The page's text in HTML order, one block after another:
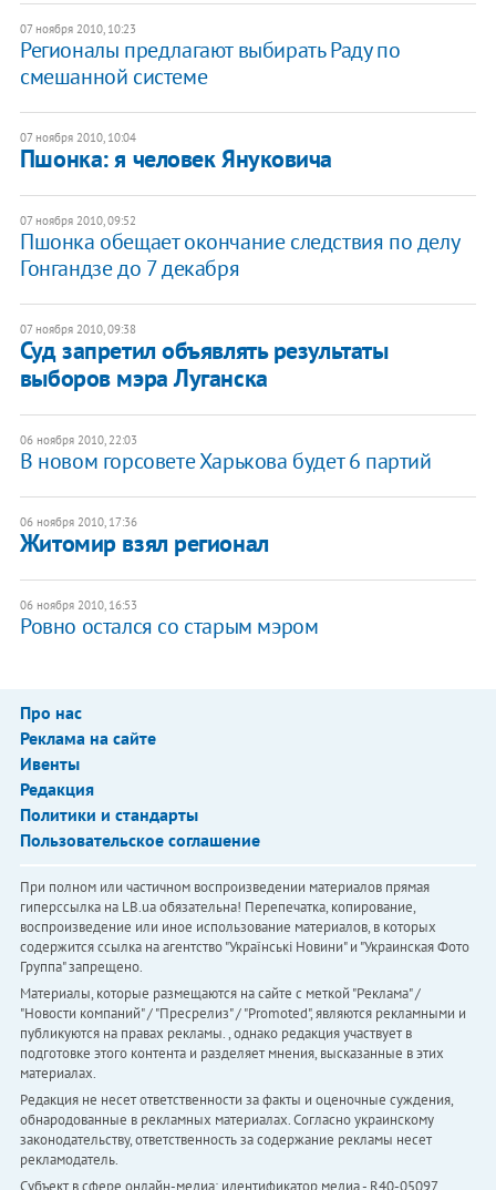
07 ноября 2010, 10:23
Регионалы предлагают выбирать Раду по
смешанной системе
07 ноября 2010, 10:04
​Пшонка: я человек Януковича
07 ноября 2010, 09:52
Пшонка обещает окончание следствия по делу
Гонгандзе до 7 декабря
07 ноября 2010, 09:38
Суд запретил объявлять результаты
выборов мэра Луганска
06 ноября 2010, 22:03
В новом горсовете Харькова будет 6 партий
06 ноября 2010, 17:36
Житомир взял регионал
06 ноября 2010, 16:53
Ровно остался со старым мэром
Про нас
Реклама на сайте
Ивенты
Редакция
Политики и стандарты
Пользовательское соглашение
При полном или частичном воспроизведении материалов прямая
гиперссылка на LB.ua обязательна! Перепечатка, копирование,
воспроизведение или иное использование материалов, в которых
содержится ссылка на агентство "Українськi Новини" и "Украинская Фото
Группа" запрещено.
Материалы, которые размещаются на сайте с меткой "Реклама" /
"Новости компаний" / "Пресрелиз" / "Promoted", являются рекламными и
публикуются на правах рекламы. , однако редакция участвует в
подготовке этого контента и разделяет мнения, высказанные в этих
материалах.
Редакция не несет ответственности за факты и оценочные суждения,
обнародованные в рекламных материалах. Согласно украинскому
законодательству, ответственность за содержание рекламы несет
рекламодатель.
Субъект в сфере онлайн-медиа; идентификатор медиа - R40-05097